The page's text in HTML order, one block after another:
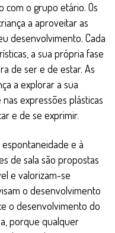
com o grupo etário. Os
a aproveitar as
desenvolvimento. Cada
a sua própria fase
de ser e de estar. As
a explorar a sua
expressões plásticas
e de se exprimir.
e à
de sala são propostas
e valorizam-se
o desenvolvimento
o desenvolvimento do
porque qualquer